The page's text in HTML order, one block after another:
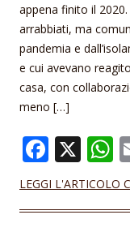
appena finito il
arrabbiati, ma
pandemia e
e cui avevano
casa, con
meno […]
F
ac
e
X
h
LEGGI L'ARTICOLO